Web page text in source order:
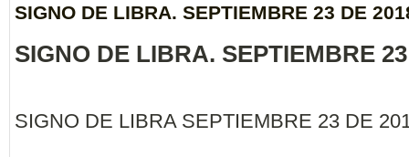
SIGNO DE LIBRA. SEPTIEMBRE 23 DE
SIGNO DE LIBRA. SEPTIEMBRE
SIGNO DE LIBRA SEPTIEMBRE 23 DE